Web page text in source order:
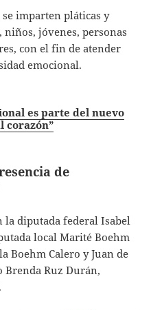
se imparten pláticas y
jóvenes, personas
con el fin de atender
emocional.
es parte del nuevo
corazón”
de
diputada federal Isabel
local Marité Boehm
Boehm Calero y Juan de
Brenda Ruz Durán,